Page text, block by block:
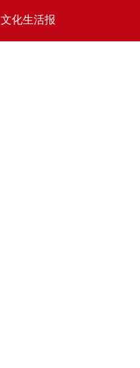
文化生活报